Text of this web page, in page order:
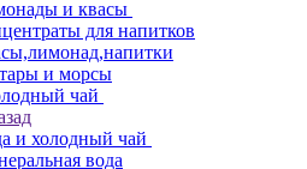
и квасы
для напитков
и морсы
чай
и холодный чай
вода